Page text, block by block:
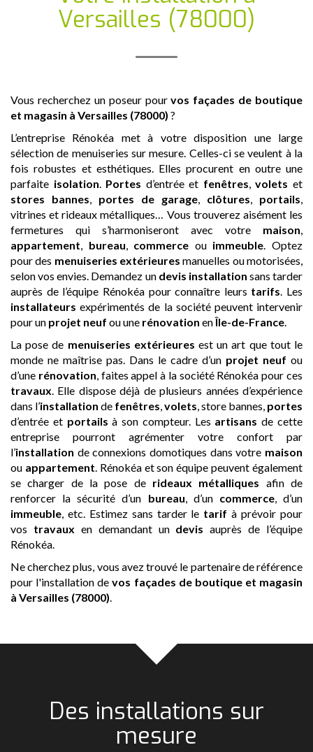
Versailles (78000)
Vous recherchez un poseur pourvos façades de boutique
et magasin à Versailles (78000) ?
L’entreprise Rénokéa met à votre disposition une large
sélection de menuiseries sur mesure. Celles-ci se veulent à la
fois robustes et esthétiques. Elles procurent en outre une
parfaite isolation Portes d’entrée et fenêtres ,volets et
stores bannes
portes de garage clôtures portails
vitrines et rideaux métalliques… Vous trouverez aisément les
fermetures qui s’harmoniseront avec votre maison
appartement
bureau commerce ou immeuble . Optez
pour des menuiseries extérieures manuelles ou motorisées,
selon vos envies. Demandez un devis installation sans tarder
auprès de l’équipe Rénokéa pour connaître leurs tarifs . Les
installateurs expérimentés de la société peuvent intervenir
pour un projet neuf ou une rénovation enÎle-de-France
La pose de menuiseries extérieures est un art que tout le
monde ne maîtrise pas. Dans le cadre d’un projet neuf ou
d’une rénovation , faites appel à la société Rénokéa pour ces
travaux . Elle dispose déjà de plusieurs années d’expérience
dans l’installation de fenêtres volets , store bannes, portes
d’entrée et portails à son compteur. Les artisans de cette
entreprise pourront agrémenter votre confort par
l’installation de connexions domotiques dans votre maison
ou appartement . Rénokéa et son équipe peuvent également
se charger de la pose de rideaux métalliques afin de
renforcer la sécurité d’un bureau , d’un commerce, d’un
immeuble , etc. Estimez sans tarder le tarif à prévoir pour
vos travaux en demandant un devis auprès de l’équipe
Rénokéa.
Ne cherchez plus, vous avez trouvé le partenaire de référence
pour l'installation devos façades de boutique et magasin
à Versailles (78000)
Des installations sur
mesure